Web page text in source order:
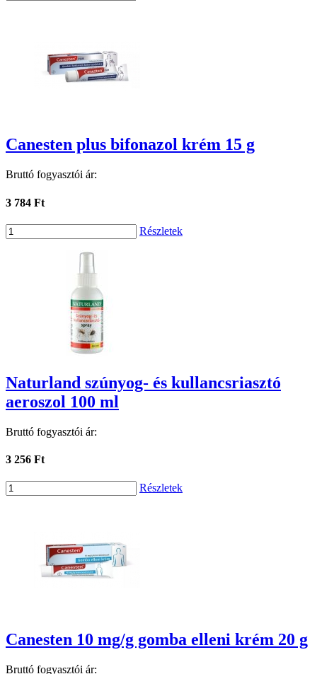
Canesten plus bifonazol krém 15 g
Bruttó fogyasztói ár:
3 784 Ft
Részletek
Naturland szúnyog- és kullancsriasztó
aeroszol 100 ml
Bruttó fogyasztói ár:
3 256 Ft
Részletek
Canesten 10 mg/g gomba elleni krém 20 g
Bruttó fogyasztói ár: